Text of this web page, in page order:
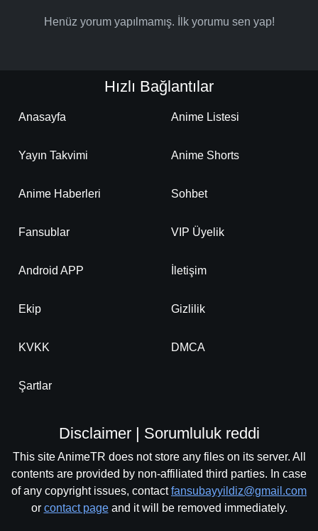
Henüz yorum yapılmamış. İlk yorumu sen yap!
Hızlı Bağlantılar
Anasayfa Anime Listesi
Yayın Takvimi Anime Shorts
Anime Haberleri Sohbet
Fansublar VIP Üyelik
Android APP İletişim
Ekip Gizlilik
KVKK DMCA
Şartlar
Disclaimer | Sorumluluk reddi
This site AnimeTR does not store any files on its server. All
contents are provided by non-affiliated third parties. In case
of any copyright issues, contactfansubayyildiz@gmail.com
or contact pageand it will be removed immediately.